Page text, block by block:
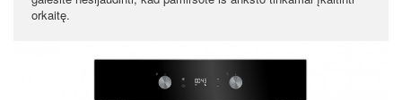
orkaitę.